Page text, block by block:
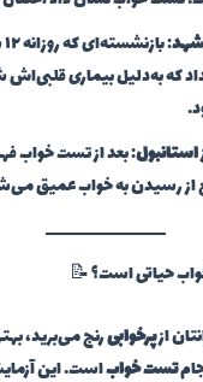
:
که به‌دلیل بیماری
: بعد از تست خواب
از رسیدن به خواب عمیق
حیاتی است؟ 📝
ازپرخوابیرنج می‌برید،
تست خواباست. این